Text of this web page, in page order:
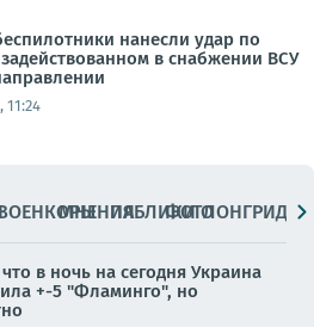
нанесли удар по
в снабжении ВСУ
11:24
МНЕНИЯПАБЛИКИ
ФОТОЛОНГРИДЫ
в ночь на сегодня Украина
+-5 "Фламинго", но